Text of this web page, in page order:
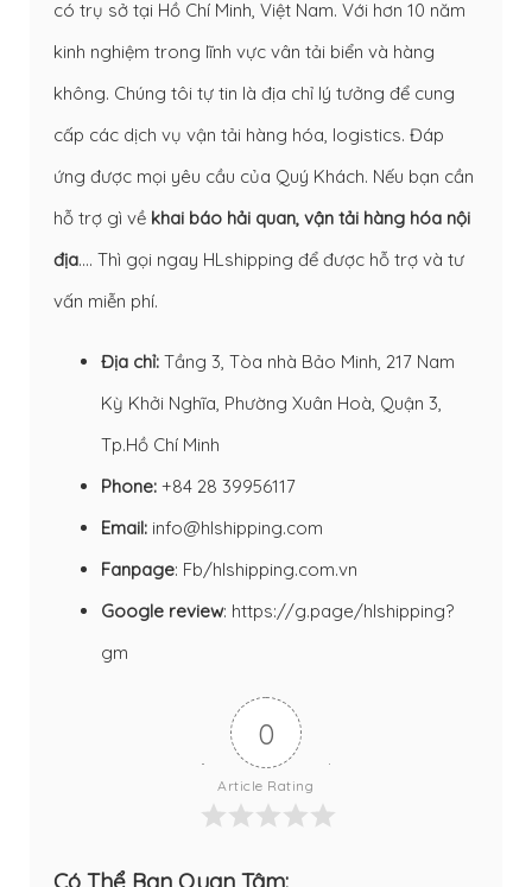
có trụ sở tại Hồ Chí Minh, Việt Nam. Với hơn 10 năm
kinh nghiệm trong lĩnh vực vân tải biển và hàng
không. Chúng tôi tự tin là địa chỉ lý tưởng để cung
cấp các dịch vụ vận tải hàng hóa, logistics. Đáp
ứng được mọi yêu cầu của Quý Khách. Nếu bạn cần
hỗ trợ gì về khai báo hải quan, vận tải hàng hóa nội
địa…. Thì gọi ngay HLshipping để được hỗ trợ và tư
vấn miễn phí.
Địa chỉ: Tầng 3, Tòa nhà Bảo Minh, 217 Nam
Kỳ Khởi Nghĩa, Phường Xuân Hoà, Quận 3,
Tp.Hồ Chí Minh
Phone: +84 28 39956117
Email: info@hlshipping.com
Fanpage: Fb/hlshipping.com.vn
Google review: https://g.page/hlshipping?
gm
0
Article Rating
Có Thể Bạn Quan Tâm: